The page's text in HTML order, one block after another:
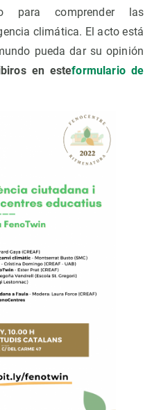
para comprender las
climática. El acto está
pueda dar su opinión
en esteformulario de